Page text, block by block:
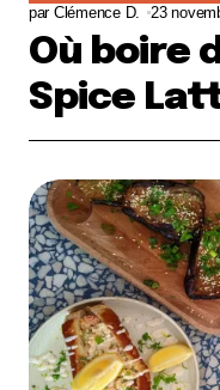
par Clémence D. 23
Où boire
Spice